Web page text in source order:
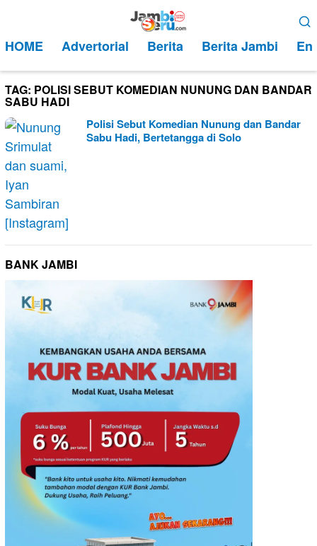
kontenMobile
HOME Advertorial Berita Berita Jambi
TAG: POLISI SEBUT KOMEDIAN NUNUNG DAN BANDAR
SABU HADI
Polisi Sebut Komedian Nunung dan Bandar
Sabu Hadi, Bertetangga di Solo
BANK JAMBI